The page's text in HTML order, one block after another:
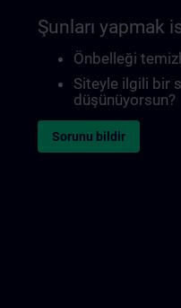
Şunları yapmak
Önbelleği
Siteyle ilgili bir
düşünüyorsun?
Sorunu bildir